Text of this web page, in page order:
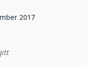
når dataa i dette
2017